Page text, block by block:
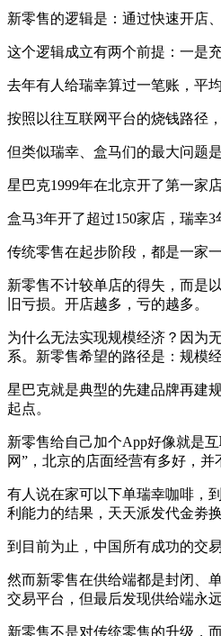
新零售的逻辑是：通过快速开店
这个逻辑成立有两个前提：一是
去年有人给瑞幸算过一笔账，平
按照以往互联网平台的烧钱路径
但类似瑞幸、盒马们的最大问题
星巴克1999年在北京开了第一家
盒马3年开了超过150家店，瑞幸
传统零售在起步阶段，都是一家
新零售不计较单店的得失，而是
旧亏损。开店越多，亏的越多。
为什么无法实现规模经济？因为
系。新零售希望的路径是：规模
星巴克就是典型的先建品牌再建
起点。
新零售给自己加个App好像就是
网”，北京的店面经营有多好，
有人说在家可以下单瑞幸咖啡，
利能力的结果，天天派发代金劵
到目前为止，中国所有成功的交
然而新零售在供给端都是封闭、
交易平台，但最后发现供给端永
新零售不是对传统零售的升级，